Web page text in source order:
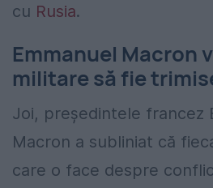
cu Rusia.
Emmanuel Macron
militare să fie
Joi, președintele francez
Macron a subliniat că
care o face despre